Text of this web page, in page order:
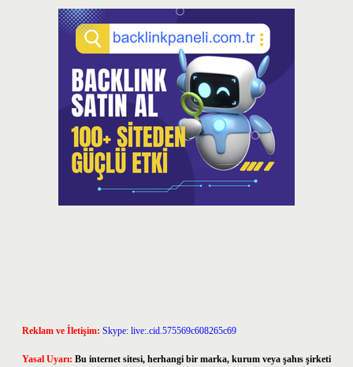
Reklam ve İletişim: Skype: live:.cid.575569c608265c69
Yasal Uyarı: Bu internet sitesi, herhangi bir marka, kurum veya şahıs şirketi